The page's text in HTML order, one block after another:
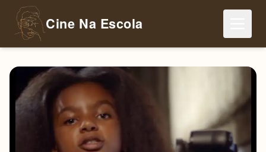
Cine Na Escola